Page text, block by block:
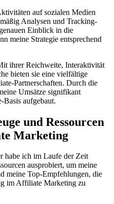
auf sozialen Medien
Analysen und Tracking-
Einblick in die
meine Strategie entsprechend
ihrer Reichweite, Interaktivität
bieten sie eine vielfältige
Partnerschaften. Durch die
Umsätze signifikant
Basis aufgebaut.
und Ressourcen
Marketing
habe ich im Laufe der Zeit
ausprobiert, um meine
meine Top-Empfehlungen, die
im Affiliate Marketing zu